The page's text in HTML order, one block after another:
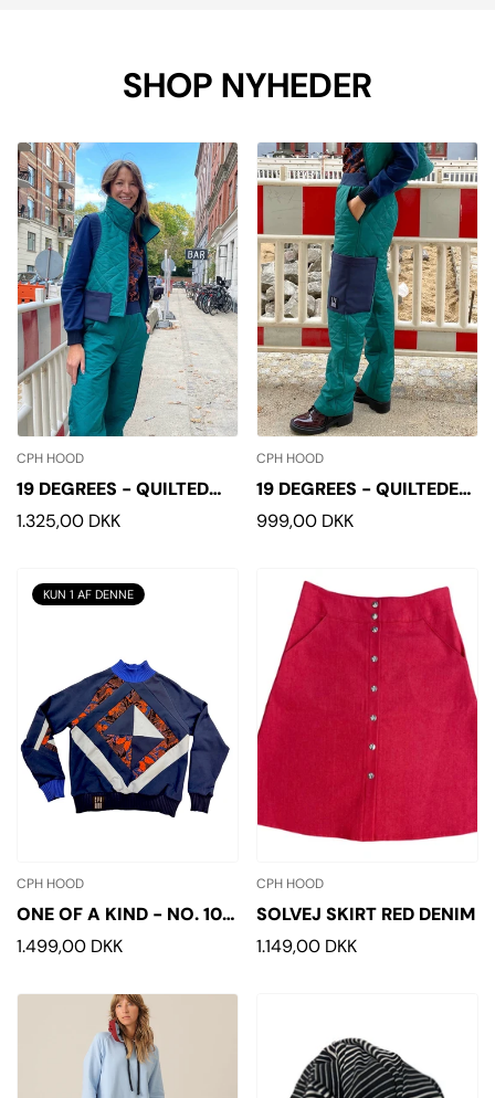
SHOP NYHEDER
CPH HOOD
19 DEGREES - QUILTED
VEST
Normalpris
1.325,00 DKK
CPH HOOD
19 DEGREES - QUILTEDE
BUKSER
Normalpris
999,00 DKK
KUN 1 AF DENNE
CPH HOOD
ONE OF A KIND - NO. 103
- S
Normalpris
1.499,00 DKK
CPH HOOD
SOLVEJ SKIRT RED DENIM
Normalpris
1.149,00 DKK